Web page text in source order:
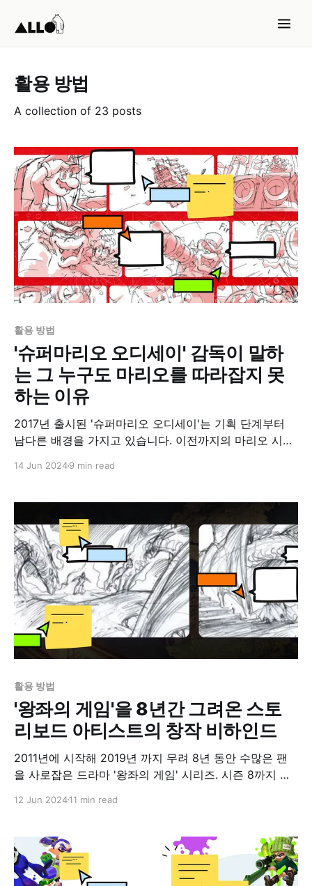
활용 방법
A collection of 23 posts
활용 방법
'슈퍼마리오 오디세이' 감독이 말하
는 그 누구도 마리오를 따라잡지 못
하는 이유
2017년 출시된 '슈퍼마리오 오디세이'는 기획 단계부터
남다른 배경을 가지고 있습니다. 이전까지의 마리오 시리
게끔 만들어졌습니다. 여전히 피치 공주 구출이라는 큰
14 Jun 20249 min read
활용 방법
'왕좌의 게임'을 8년간 그려온 스토
리보드 아티스트의 창작 비하인드
2011년에 시작해 2019년 까지 무려 8년 동안 수많은 팬
을 사로잡은 드라마 '왕좌의 게임' 시리즈. 시즌 8까지 이
력이 있었을까요? 오늘은 '왕좌의 게임'을 8년간 그렸던
인터뷰를 소개해드리려 합니다. 실제 촬영장에서 혹은 그
12 Jun 202411 min read